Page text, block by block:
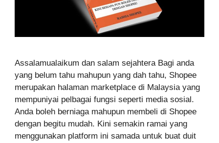
Assalamualaikum dan salam sejahtera Bagi anda
yang belum tahu mahupun yang dah tahu, Shopee
merupakan halaman marketplace di Malaysia yang
mempuniyai pelbagai fungsi seperti media sosial.
Anda boleh berniaga mahupun membeli di Shopee
dengan begitu mudah. Kini semakin ramai yang
menggunakan platform ini samada untuk buat duit